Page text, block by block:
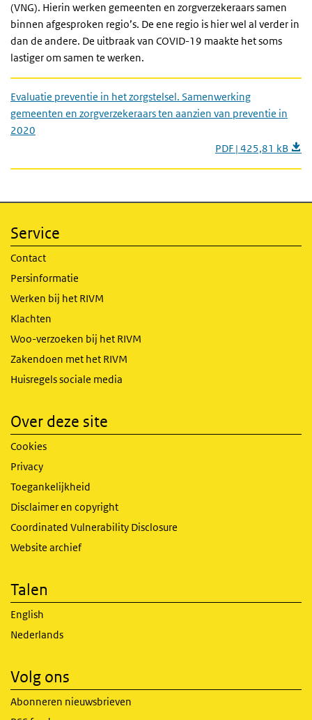
(VNG). Hierin werken gemeenten en zorgverzekeraars samen
binnen afgesproken regio’s. De ene regio is hier wel al verder in
dan de andere. De uitbraak van COVID-19 maakte het soms
lastiger om samen te werken.
Evaluatie preventie in het zorgstelsel. Samenwerking
gemeenten en zorgverzekeraars ten aanzien van preventie in
2020
PDF | 425,81 kB
Service
Contact
Persinformatie
Werken bij het RIVM
Klachten
Woo-verzoeken bij het RIVM
Zakendoen met het RIVM
Huisregels sociale media
Over deze site
Cookies
Privacy
Toegankelijkheid
Disclaimer en copyright
Coordinated Vulnerability Disclosure
Website archief
Talen
English
Nederlands
Volg ons
Abonneren nieuwsbrieven